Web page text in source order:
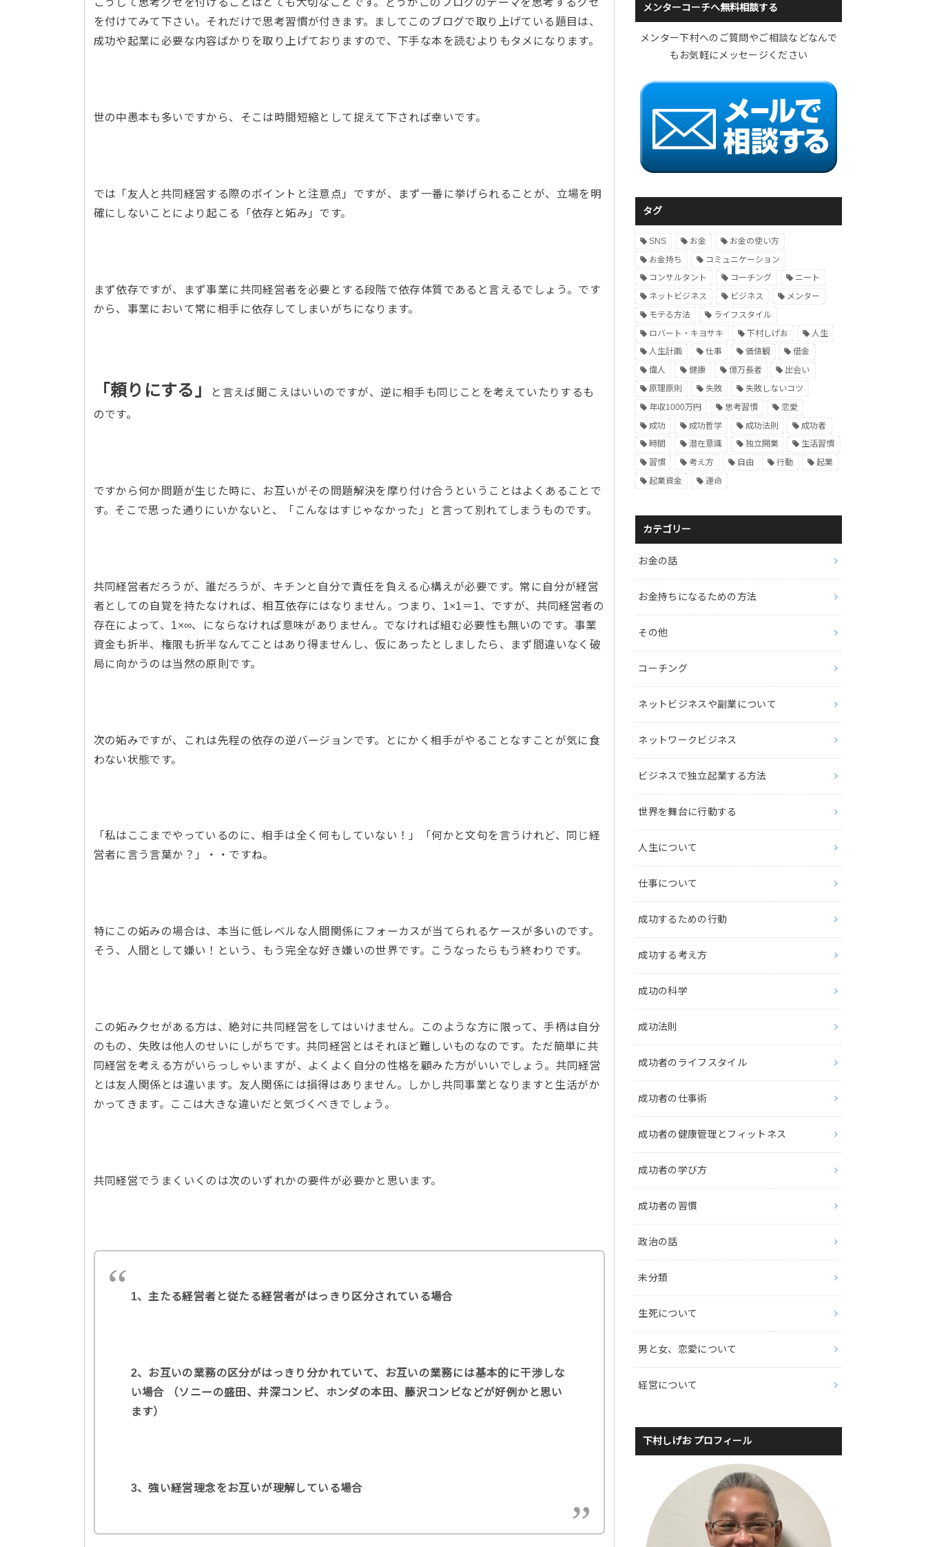
こうして思考グセを付けることはとても大切なことです。どうかこのブログのテーマを思考するクセ
を付けてみて下さい。それだけで思考習慣が付きます。ましてこのブログで取り上げている題目は、
成功や起業に必要な内容ばかりを取り上げておりますので、下手な本を読むよりもタメになります。
世の中愚本も多いですから、そこは時間短縮として捉えて下されば幸いです。
では「友人と共同経営する際のポイントと注意点」ですが、まず一番に挙げられることが、立場を明
確にしないことにより起こる「依存と妬み」です。
まず依存ですが、まず事業に共同経営者を必要とする段階で依存体質であると言えるでしょう。です
から、事業において常に相手に依存してしまいがちになります。
「頼りにする」
と言えば聞こえはいいのですが、逆に相手も同じことを考えていたりするも
のです。
ですから何か問題が生じた時に、お互いがその問題解決を摩り付け合うということはよくあることで
す。そこで思った通りにいかないと、「こんなはすじゃなかった」と言って別れてしまうものです。
共同経営者だろうが、誰だろうが、キチンと自分で責任を負える心構えが必要です。常に自分が経営
者としての自覚を持たなければ、相互依存にはなりません。つまり、1×1＝1、ですが、共同経営者の
存在によって、1×∞、にならなければ意味がありません。でなければ組む必要性も無いのです。事業
資金も折半、権限も折半なんてことはあり得ませんし、仮にあったとしましたら、まず間違いなく破
局に向かうのは当然の原則です。
次の妬みですが、これは先程の依存の逆バージョンです。とにかく相手がやることなすことが気に食
わない状態です。
「私はここまでやっているのに、相手は全く何もしていない！」「何かと文句を言うけれど、同じ経
営者に言う言葉か？」・・ですね。
特にこの妬みの場合は、本当に低レベルな人間関係にフォーカスが当てられるケースが多いのです。
そう、人間として嫌い！という、もう完全な好き嫌いの世界です。こうなったらもう終わりです。
この妬みクセがある方は、絶対に共同経営をしてはいけません。このような方に限って、手柄は自分
のもの、失敗は他人のせいにしがちです。共同経営とはそれほど難しいものなのです。ただ簡単に共
同経営を考える方がいらっしゃいますが、よくよく自分の性格を顧みた方がいいでしょう。共同経営
とは友人関係とは違います。友人関係には損得はありません。しかし共同事業となりますと生活がか
かってきます。ここは大きな違いだと気づくべきでしょう。
共同経営でうまくいくのは次のいずれかの要件が必要かと思います。
1、主たる経営者と従たる経営者がはっきり区分されている場合
2、お互いの業務の区分がはっきり分かれていて、お互いの業務には基本的に干渉しな
い場合 （ソニーの盛田、井深コンビ、ホンダの本田、藤沢コンビなどが好例かと思い
ます）
3、強い経営理念をお互いが理解している場合
メンターコーチへ無料相談する
メンター下村へのご質問やご相談などなんで
もお気軽にメッセージください
タグ
SNS お金
お金の使い方
お金持ち
コミュニケーション
コンサルタント
コーチング
ニート
ネットビジネス
ビジネス
メンター
モテる方法
ライフスタイル
ロバート・キヨサキ
下村しげお
人生
人生計画
仕事 価値観
借金
偉人
健康 億万長者
出会い
原理原則
失敗
失敗しないコツ
年収1000万円
思考習慣
恋愛
成功
成功哲学 成功法則
成功者
時間
潜在意識 独立開業
生活習慣
習慣
考え方 自由 行動
起業
起業資金
運命
カテゴリー
お金の話
お金持ちになるための方法
その他
コーチング
ネットビジネスや副業について
ネットワークビジネス
ビジネスで独立起業する方法
世界を舞台に行動する
人生について
仕事について
成功するための行動
成功する考え方
成功の科学
成功法則
成功者のライフスタイル
成功者の仕事術
成功者の健康管理とフィットネス
成功者の学び方
成功者の習慣
政治の話
未分類
生死について
男と女、恋愛について
経営について
下村しげお プロフィール